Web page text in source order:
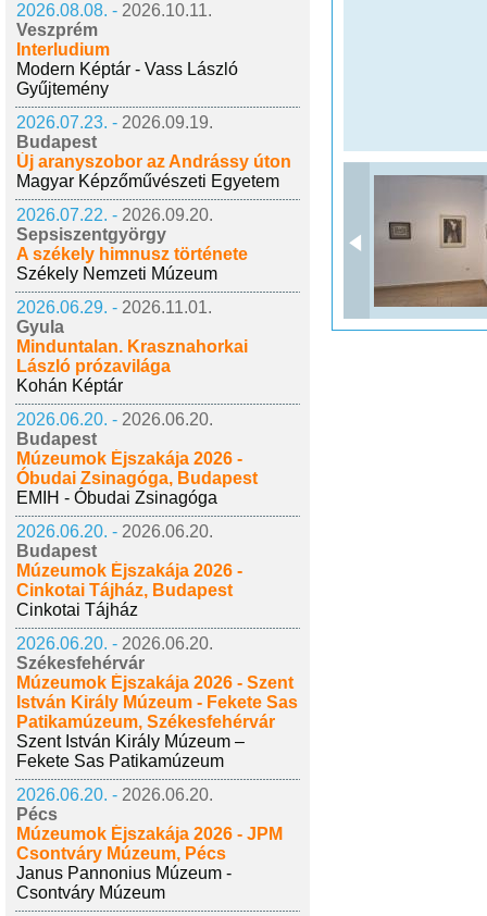
2026.08.08. - 2026.10.11.
Veszprém
Interludium
Modern Képtár - Vass László
Gyűjtemény
2026.07.23. - 2026.09.19.
Budapest
Új aranyszobor az Andrássy úton
Magyar Képzőművészeti Egyetem
2026.07.22. - 2026.09.20.
Sepsiszentgyörgy
A székely himnusz története
Székely Nemzeti Múzeum
2026.06.29. - 2026.11.01.
Gyula
Minduntalan. Krasznahorkai
László prózavilága
Kohán Képtár
2026.06.20. - 2026.06.20.
Budapest
Múzeumok Éjszakája 2026 -
Óbudai Zsinagóga, Budapest
EMIH - Óbudai Zsinagóga
2026.06.20. - 2026.06.20.
Budapest
Múzeumok Éjszakája 2026 -
Cinkotai Tájház, Budapest
Cinkotai Tájház
2026.06.20. - 2026.06.20.
Székesfehérvár
Múzeumok Éjszakája 2026 - Szent
István Király Múzeum - Fekete Sas
Patikamúzeum, Székesfehérvár
Szent István Király Múzeum –
Fekete Sas Patikamúzeum
2026.06.20. - 2026.06.20.
Pécs
Múzeumok Éjszakája 2026 - JPM
Csontváry Múzeum, Pécs
Janus Pannonius Múzeum -
Csontváry Múzeum